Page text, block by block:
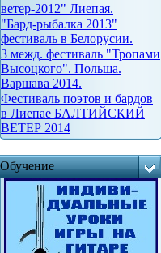
ветер-2012" Лиепая.
"Бард-рыбалка 2013"
фестиваль в Белорусии.
3 межд. фестиваль "Тропами
Высоцкого". Польша.
Варшава 2014.
Фестиваль поэтов и бардов
в Лиепае БАЛТИЙСКИЙ
ВЕТЕР 2014
Обучение